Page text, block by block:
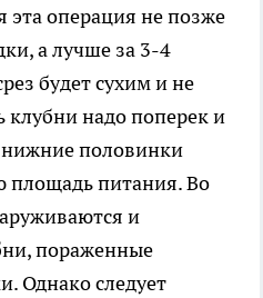
эта операция не позже
а лучше за 3-4
будет сухим и не
клубни надо поперек и
половинки
площадь питания. Во
и
пораженные
Однако следует